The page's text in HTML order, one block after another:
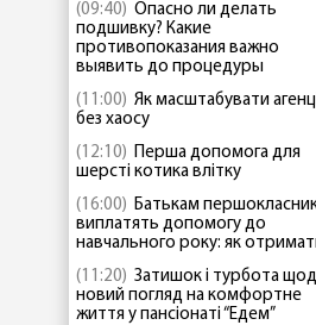
(09:40) Опасно ли делать
подшивку? Какие
противопоказания важно
выявить до процедуры
(11:00) Як масштабувати
без хаосу
(12:10) Перша допомога для
шерсті котика влітку
(16:00) Батькам
виплатять допомогу до
навчального року: як
(11:20) Затишок і турбота
новий погляд на комфортне
життя у пансіонаті “Едем”